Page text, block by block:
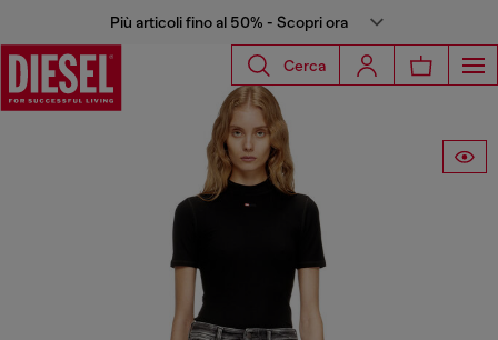
Più articoli fino al 50% - Scopri ora
Cerca